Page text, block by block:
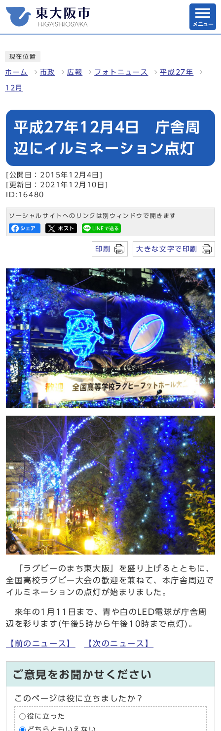
メニュー
現在位置
ホーム 市政 広報 フォトニュース 平成27年
12月
平成27年12月4日 庁舎周
辺にイルミネーション点灯
[公開日：2015年12月4日]
[更新日：2021年12月10日]
ID:16480
ソーシャルサイトへのリンクは別ウィンドウで開きます
印刷 大きな文字で印刷
「ラグビーのまち東大阪」を盛り上げるとともに、
全国高校ラグビー大会の歓迎を兼ねて、本庁舎周辺で
イルミネーションの点灯が始まりました。
来年の1月11日まで、青や白のLED電球が庁舎周
辺を彩ります(午後5時から午後10時まで点灯)。
【前のニュース】 【次のニュース】
ご意見をお聞かせください
このページは役に立ちましたか？
役に立った
どちらともいえない